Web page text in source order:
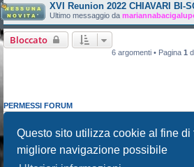
Questo sito utilizza cookie al fine di
migliore navigazione possibile
XVI Reunion 2022 CHIAVARI BI-
Ultimo messaggio da
Bloccato
6 argomenti • Pagina 1
PERMESSI FORUM
Non puoi rispondere negli argomenti
Non puoimodificare i tuoi messaggi
Non puoi cancellare i tuoi messaggi
Non puoi
inviare allegati